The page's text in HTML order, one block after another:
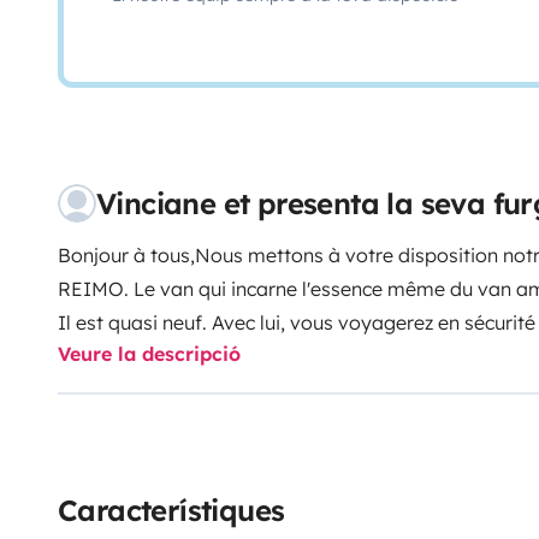
Vinciane et presenta la seva
Bonjour à tous,Nous mettons à votre disposition
REIMO. Le van qui incarne l'essence même du van
Il est quasi neuf. Avec lui, vous voyagerez en
les jolis paysages que vous aurez choisis et
vos proches.Notre Van peut accueillir 4 personnes
vêtements et d’autres affaires ainsi qu'un grand
Veure la descripció
Característiques